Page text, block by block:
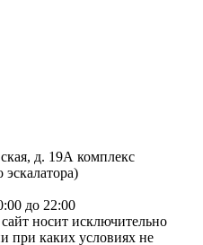
д. 19А комплекс
до 22:00
носит исключительно
при каких условиях не